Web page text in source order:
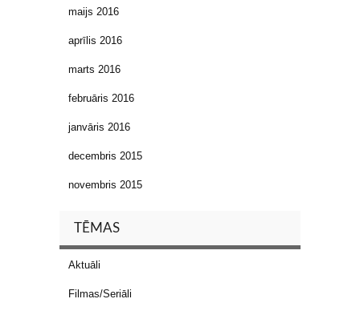
maijs 2016
aprīlis 2016
marts 2016
februāris 2016
janvāris 2016
decembris 2015
novembris 2015
TĒMAS
Aktuāli
Filmas/Seriāli